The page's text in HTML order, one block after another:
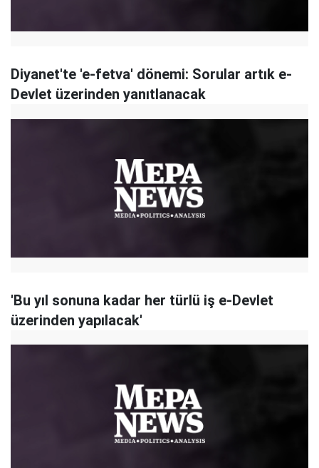
Diyanet'te 'e-fetva' dönemi: Sorular artık e-
Devlet üzerinden yanıtlanacak
'Bu yıl sonuna kadar her türlü iş e-Devlet
üzerinden yapılacak'